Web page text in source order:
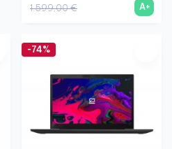
1.599,00 € A+
-74%